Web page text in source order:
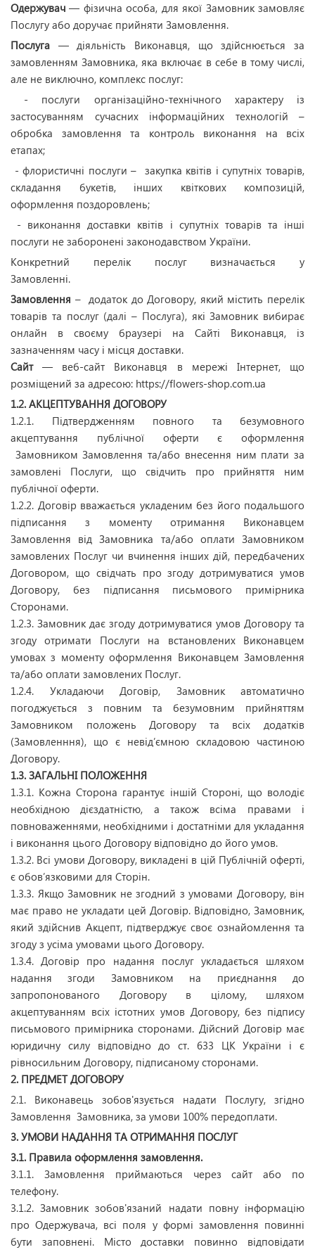
Одержувач — фізична особа, для якої Замовник замовляє
Послугу або доручає прийняти Замовлення.
Послуга — діяльність Виконавця, що здійснюється за
замовленням Замовника, яка включає в себе в тому числі,
але не виключно, комплекс послуг:
- послуги організаційно-технічного характеру із
застосуванням сучасних інформаційних технологій –
обробка замовлення та контроль виконання на всіх
етапах;
- флористичні послуги – закупка квітів і супутніх товарів,
складання букетів, інших квіткових композицій,
оформлення поздоровлень;
- виконання доставки квітів і супутніх товарів та інші
послуги не заборонені законодавством України.
Конкретний перелік послуг визначається у
Замовленні.
Замовлення – додаток до Договору, який містить перелік
товарів та послуг (далі – Послуга), які Замовник вибирає
онлайн в своєму браузері на Сайті Виконавця, із
зазначенням часу і місця доставки.
Сайт— веб-сайт Виконавця в мережі Інтернет, що
розміщений за адресою: https://flowers-shop.com.ua
1.2. АКЦЕПТУВАННЯ ДОГОВОРУ
1.2.1. Підтвердженням повного та безумовного
акцептування публічної оферти є оформлення
Замовником Замовлення та/або внесення ним плати за
замовлені Послуги, що свідчить про прийняття ним
публічної оферти.
1.2.2. Договір вважається укладеним без його подальшого
підписання з моменту отримання Виконавцем
Замовлення від Замовника та/або оплати Замовником
замовлених Послуг чи вчинення інших дій, передбачених
Договором, що свідчать про згоду дотримуватися умов
Договору, без підписання письмового примірника
Сторонами.
1.2.3. Замовник дає згоду дотримуватися умов Договору та
згоду отримати Послуги на встановлених Виконавцем
умовах з моменту оформлення Виконавцем Замовлення
та/або оплати замовлених Послуг.
1.2.4. Укладаючи Договір, Замовник автоматично
погоджується з повним та безумовним прийняттям
Замовником положень Договору та всіх додатків
(Замовленння), що є невід’ємною складовою частиною
Договору.
1.3. ЗАГАЛЬНІ ПОЛОЖЕННЯ
1.3.1. Кожна Сторона гарантує іншій Стороні, що володіє
необхідною дієздатністю, а також всіма правами і
повноваженнями, необхідними і достатніми для укладання
і виконання цього Договору відповідно до його умов.
1.3.2. Всі умови Договору, викладені в цій Публічній оферті,
є обов’язковими для Сторін.
1.3.3. Якщо Замовник не згодний з умовами Договору, він
має право не укладати цей Договір. Відповідно, Замовник,
який здійснив Акцепт, підтверджує своє ознайомлення та
згоду з усіма умовами цього Договору.
1.3.4. Договір про надання послуг укладається шляхом
надання згоди Замовником на приєднання до
запропонованого Договору в цілому, шляхом
акцептуванням всіх істотних умов Договору, без підпису
письмового примірника сторонами. Дійсний Договір має
юридичну силу відповідно до ст. 633 ЦК України і є
рівносильним Договору, підписаному сторонами.
2. ПРЕДМЕТ ДОГОВОРУ
2.1. Виконавець зобов'язується надати Послугу, згідно
Замовлення Замовника, за умови 100% передоплати.
3. УМОВИ НАДАННЯ ТА ОТРИМАННЯ ПОСЛУГ
3.1. Правила оформлення замовлення.
3.1.1. Замовлення приймаються через сайт або по
телефону.
3.1.2. Замовник зобов'язаний надати повну інформацію
про Одержувача, всі поля у формі замовлення повинні
бути заповнені. Місто доставки повинно відповідати